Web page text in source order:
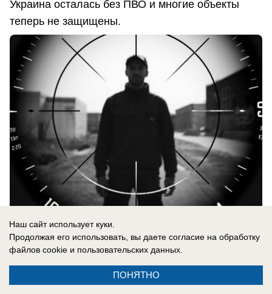
Украина осталась без ПВО и многие объекты
теперь не защищены.
06.08.2026 0
«Нам мешали жить проблемы»: друг
Наш сайт использует куки.
Продолжая его использовать, вы даете согласие на обработку
файлов cookie и пользовательских данных.
ПОНЯТНО